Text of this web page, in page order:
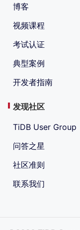
博客
视频课程
考试认证
典型案例
开发者指南
发现社区
TiDB User Group
问答之星
社区准则
联系我们